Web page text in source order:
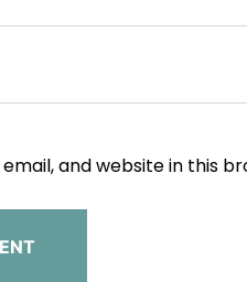
email, and website in this